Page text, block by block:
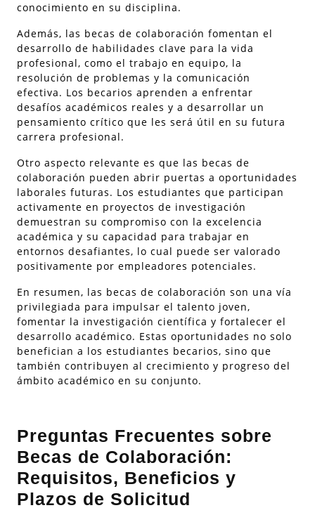
conocimiento en su disciplina.
Además, las becas de colaboración fomentan el
desarrollo de habilidades clave para la vida
profesional, como el trabajo en equipo, la
resolución de problemas y la comunicación
efectiva. Los becarios aprenden a enfrentar
desafíos académicos reales y a desarrollar un
pensamiento crítico que les será útil en su futura
carrera profesional.
Otro aspecto relevante es que las becas de
colaboración pueden abrir puertas a oportunidades
laborales futuras. Los estudiantes que participan
activamente en proyectos de investigación
demuestran su compromiso con la excelencia
académica y su capacidad para trabajar en
entornos desafiantes, lo cual puede ser valorado
positivamente por empleadores potenciales.
En resumen, las becas de colaboración son una vía
privilegiada para impulsar el talento joven,
fomentar la investigación científica y fortalecer el
desarrollo académico. Estas oportunidades no solo
benefician a los estudiantes becarios, sino que
también contribuyen al crecimiento y progreso del
ámbito académico en su conjunto.
Preguntas Frecuentes sobre
Becas de Colaboración:
Requisitos, Beneficios y
Plazos de Solicitud